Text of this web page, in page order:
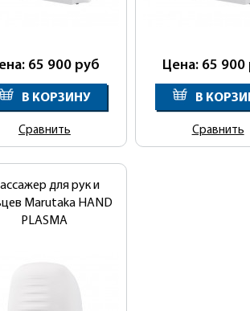
65 900 руб
В КОРЗИНУ
Сравнить
Цена: 65 900
В
Сравнить
для рук и
Marutaka HAND
PLASMA